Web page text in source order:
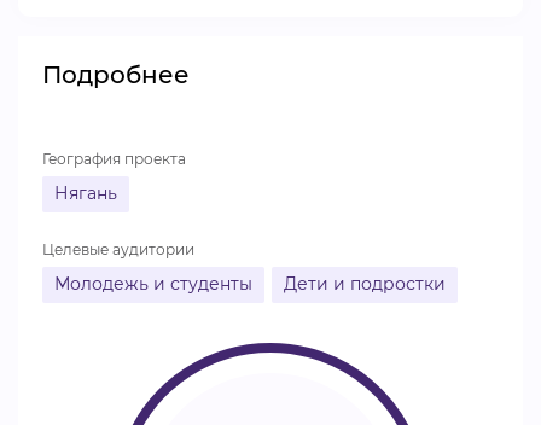
Подробнее
География проекта
Нягань
Целевые аудитории
Молодежь и студенты Дети и подростки